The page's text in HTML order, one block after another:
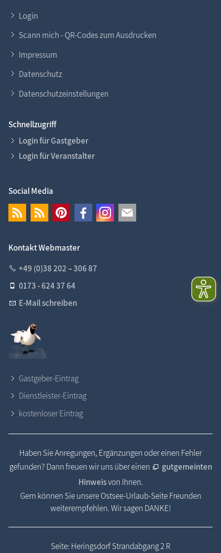
Login
Scann mich - QR-Codes zum Ausdrucken
Impressum
Datenschutz
Datenschutzeinstellungen
Schnellzugriff
Login für Gastgeber
Login für Veranstalter
Social Media
Kontakt Webmaster
+49 (0)38 202 – 306 87
0173 - 624 37 64
E-Mail schreiben
Gastgeber-Eintrag
Dienstleister-Eintrag
kostenloser Eintrag
Haben Sie Anregungen, Ergänzungen oder einen Fehler
gefunden? Dann freuen wir uns über einen
gutgemeinten
Hinweisvon Ihnen.
Gern können Sie unsere Ostsee-Urlaub-Seite Freunden
weiterempfehlen. Wir sagen DANKE!
Seite: Heringsdorf Strandabgang 2 R